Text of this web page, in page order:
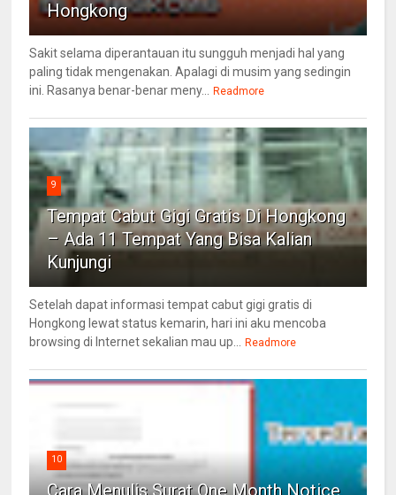
Hongkong
Sakit selama diperantauan itu sungguh menjadi hal yang
paling tidak mengenakan. Apalagi di musim yang sedingin
ini. Rasanya benar-benar meny... Readmore
9
Tempat Cabut Gigi Gratis Di Hongkong
– Ada 11 Tempat Yang Bisa Kalian
Kunjungi
Setelah dapat informasi tempat cabut gigi gratis di
Hongkong lewat status kemarin, hari ini aku mencoba
browsing di Internet sekalian mau up... Readmore
10